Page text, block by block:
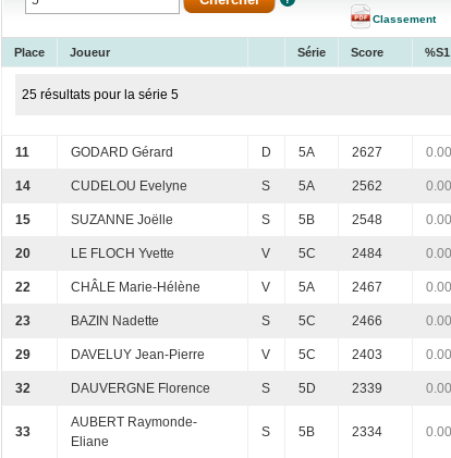
Classement
Place Joueur Série Score %S1
25 résultats pour la série 5
11 GODARD Gérard D 5A 2627 0.00
14 CUDELOU Evelyne S 5A 2562 0.00
15 SUZANNE Joëlle S 5B 2548 0.00
20 LE FLOCH Yvette V 5C 2484 0.00
22 CHÂLE Marie-Hélène V 5A 2467 0.00
23 BAZIN Nadette S 5C 2466 0.00
29 DAVELUY Jean-Pierre V 5C 2403 0.00
32 DAUVERGNE Florence S 5D 2339 0.00
33
AUBERT Raymonde-
Eliane
S 5B 2334 0.00